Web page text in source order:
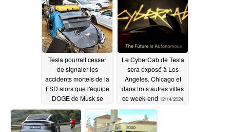
Tesla pourrait cesser
de signaler les
accidents mortels de la
FSD alors que l'équipe
DOGE de Musk se
prépare à abandonner
les règles de sécurité
de l'alimentation
Le CyberCab de Tesla
sera exposé à Los
Angeles, Chicago et
dans trois autres villes
ce week-end 12/14/2024